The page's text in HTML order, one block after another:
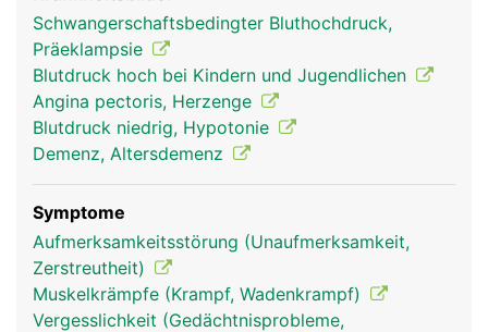
arterien frau arterien mann
Schwangerschaftsbedingter Bluthochdruck,
Präeklampsie
Blutdruck hoch bei Kindern und Jugendlichen
Angina pectoris, Herzenge
Blutdruck niedrig, Hypotonie
Demenz, Altersdemenz
Symptome
Aufmerksamkeitsstörung (Unaufmerksamkeit,
Zerstreutheit)
Muskelkrämpfe (Krampf, Wadenkrampf)
Vergesslichkeit (Gedächtnisprobleme,